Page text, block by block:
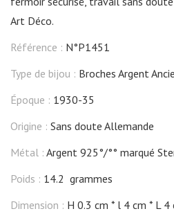
Art Déco.
Référence : N°P1451
Type de bijou : Broches Argent
Époque : 1930-35
Origine : Sans doute Allemande
Métal : Argent 925°/°° marqué
Poids : 14.2 grammes
Dimension : H 0.3 cm l 4 cm
L 4